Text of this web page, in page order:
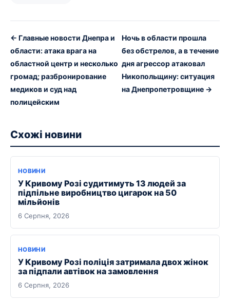
← Главные новости Днепра и
области: атака врага на
областной центр и несколько
громад; разбронирование
медиков и суд над
полицейским
Ночь в области прошла
без обстрелов, а в течение
дня агрессор атаковал
Никопольщину: ситуация
на Днепропетровщине →
Схожі новини
НОВИНИ
У Кривому Розі судитимуть 13 людей за
підпільне виробництво цигарок на 50
мільйонів
6 Серпня, 2026
НОВИНИ
У Кривому Розі поліція затримала двох жінок
за підпали автівок на замовлення
6 Серпня, 2026